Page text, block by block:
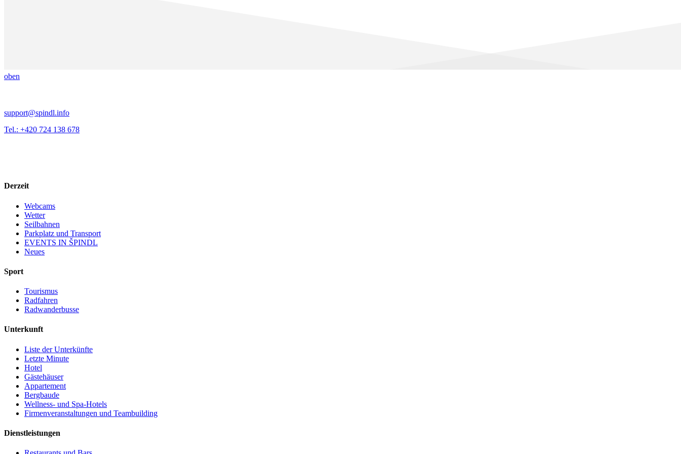
oben
support@spindl.info
Tel.: +420 724 138 678
Derzeit
Webcams
Wetter
Seilbahnen
Parkplatz und Transport
EVENTS IN ŠPINDL
Neues
Sport
Tourismus
Radfahren
Radwanderbusse
Unterkunft
Liste der Unterkünfte
Letzte Minute
Hotel
Gästehäuser
Appartement
Bergbaude
Wellness- und Spa-Hotels
Firmenveranstaltungen und Teambuilding
Dienstleistungen